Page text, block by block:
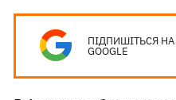
ПІДПИШІТЬСЯ
GOOGLE